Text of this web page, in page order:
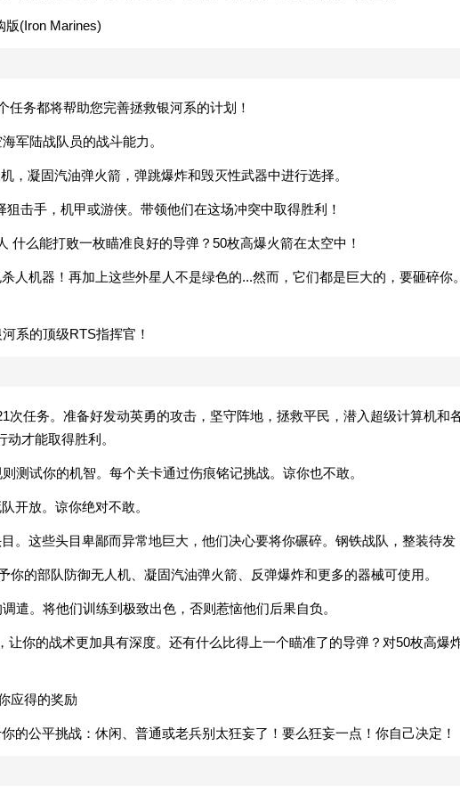
任务都将帮助您完善拯救银河系的计划！
军陆战队员的战斗能力。
，凝固汽油弹火箭，弹跳爆炸和毁灭性武器中进行选择。
击手，机甲或游侠。带领他们在这场冲突中取得胜利！
什么能打败一枚瞄准良好的导弹？50枚高爆火箭在太空中！
人机器！再加上这些外星人不是绿色的...然而，它们都是巨大的，要砸碎你。
系的顶级RTS指挥官！
次任务。准备好发动英勇的攻击，坚守阵地，拯救平民，潜入超级计算机和
才能取得胜利。
测试你的机智。每个关卡通过伤痕铭记挑战。谅你也不敢。
开放。谅你绝对不敢。
。这些头目卑鄙而异常地巨大，他们决心要将你碾碎。钢铁战队，整装待发
你的部队防御无人机、凝固汽油弹火箭、反弹爆炸和更多的器械可使用。
遣。将他们训练到极致出色，否则惹恼他们后果自负。
让你的战术更加具有深度。还有什么比得上一个瞄准了的导弹？对50枚高爆
应得的奖励
的公平挑战：休闲、普通或老兵别太狂妄了！要么狂妄一点！你自己决定！